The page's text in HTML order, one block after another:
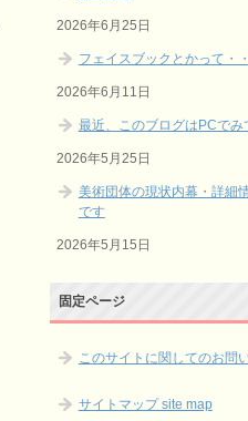
2026年6月25日
フェイスブックとかって・
2026年6月11日
最近、このブログはPCでみ
2026年5月25日
美術団体の現状内幕・詳細
です
2026年5月15日
固定ページ
このサイトに関してのお問
サイトマップ site map